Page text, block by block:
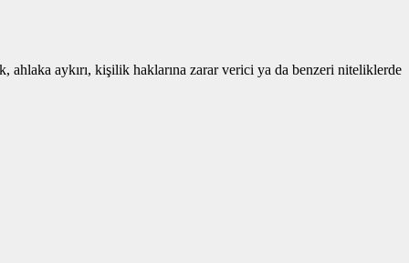
ahlaka aykırı, kişilik haklarına zarar verici ya da benzeri niteliklerde